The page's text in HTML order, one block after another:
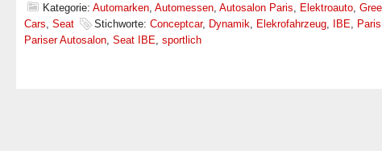
Kategorie: Automarken, Automessen, Autosalon Paris, Elektroauto,
Cars, Seat Stichworte: Conceptcar, Dynamik, Elekrofahrzeug, IBE, Paris
Pariser Autosalon, Seat IBE, sportlich